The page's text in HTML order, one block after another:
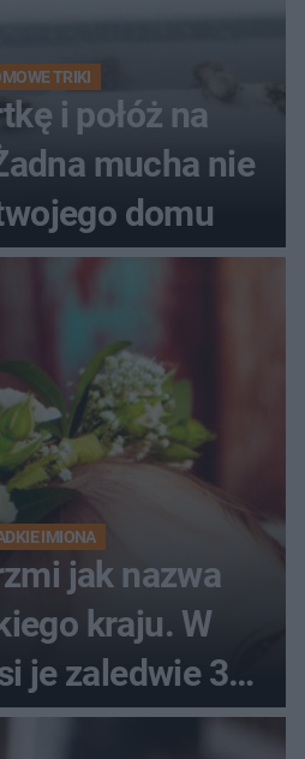
TRIKI
i połóż na
mucha nie
domu
IMIONA
jak nazwa
kraju. W
je zaledwie 3